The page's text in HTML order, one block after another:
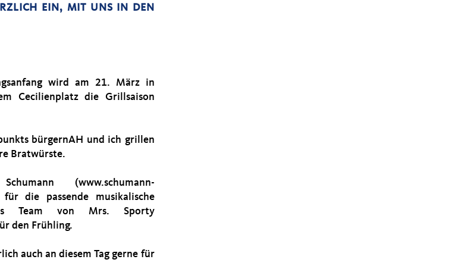
EIN, MIT UNS IN DEN
wird am 21. März in
Cecilienplatz die Grillsaison
bürgernAH und ich grillen
Bratwürste.
(www.schumann-
für die passende musikalische
Team von Mrs. Sporty
den Frühling.
auch an diesem Tag gerne für